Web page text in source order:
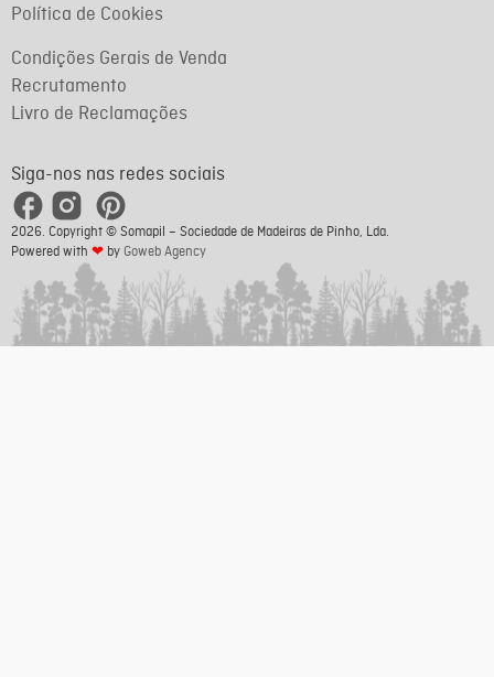
Política de Cookies
Condições Gerais de Venda
Recrutamento
Livro de Reclamações
Siga-nos nas redes sociais
2026. Copyright © Somapil – Sociedade de Madeiras de Pinho, Lda.
Powered with ❤ by Goweb Agency